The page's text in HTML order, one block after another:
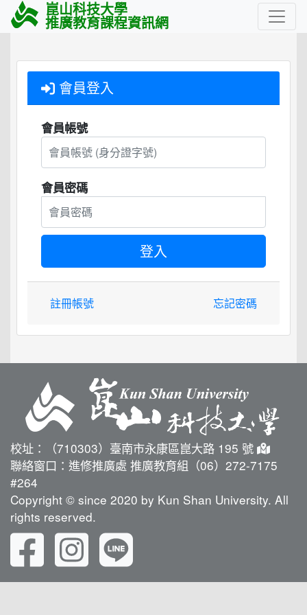
崑山科技大學
推廣教育課程資訊網
會員登入
會員帳號
會員密碼
註冊帳號 忘記密碼
校址：（710303）臺南市永康區崑大路 195 號
聯絡窗口：進修推廣處 推廣教育組（06）272-7175
#264
Copyright © since 2020 by Kun Shan University. All
rights reserved.